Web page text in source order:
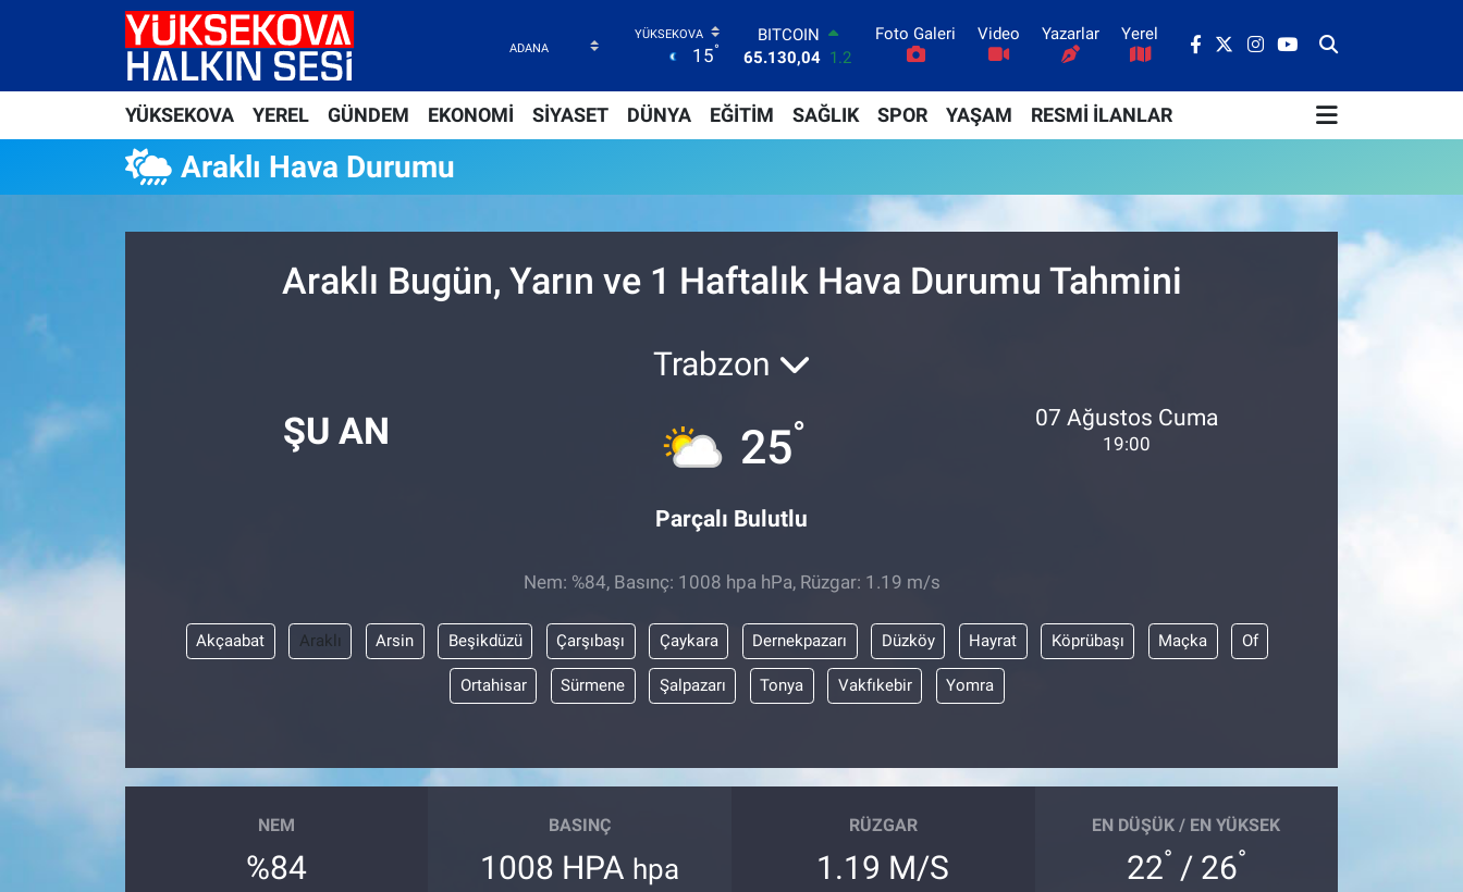
15°
BITCOIN
65.130,04 1.2
47,7106 0.17
EURO
64,4046 0.35
BİST100
13.773
-19
Foto Galeri Video Yazarlar Yerel
YÜKSEKOVA YEREL GÜNDEM EKONOMİ SİYASET DÜNYA EĞİTİM SAĞLIK SPOR YAŞAM RESMİ İLANLAR
Araklı Hava Durumu
Araklı Bugün, Yarın ve 1 Haftalık Hava Durumu Tahmini
ŞU AN
Trabzon
25°
Parçalı Bulutlu
07 Ağustos Cuma
19:00
Nem: %84, Basınç: 1008 hpa hPa, Rüzgar: 1.19 m/s
Akçaabat Araklı Arsin Beşikdüzü Çarşıbaşı Çaykara Dernekpazarı Düzköy Hayrat Köprübaşı Maçka Of
Ortahisar Sürmene Şalpazarı Tonya Vakfıkebir Yomra
NEM
%84
BASINÇ
1008 HPA hpa
RÜZGAR
1.19 M/S
EN DÜŞÜK / EN YÜKSEK
22° / 26°
Yüksekova Nöbetçi Eczaneler
Yüksekova Hava Durumu
Yüksekova Trafik Yoğunluk Haritası
Haber Arşivi